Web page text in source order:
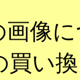
像
買い